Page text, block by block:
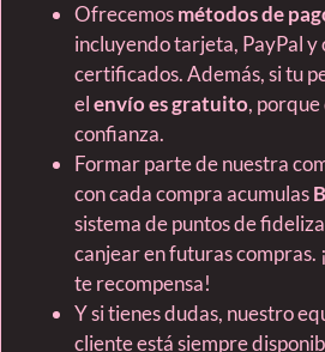
Ofrecemosmétodos de
incluyendo tarjeta, PayPal y
certificados. Además, si tu
elenvío es gratuito,
confianza.
Formar parte de nuestra
con cada compra acumulas
sistema de puntos de
canjear en futuras compras.
te recompensa!
Y si tienes dudas, nuestro
cliente está siempre